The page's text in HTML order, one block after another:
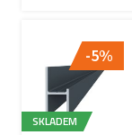
-5%
SKLADEM